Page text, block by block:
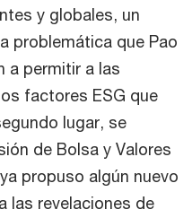
y globales, un
problemática que Pao
a permitir a las
factores ESG que
lugar, se
de Bolsa y Valores
propuso algún nuevo
las revelaciones de